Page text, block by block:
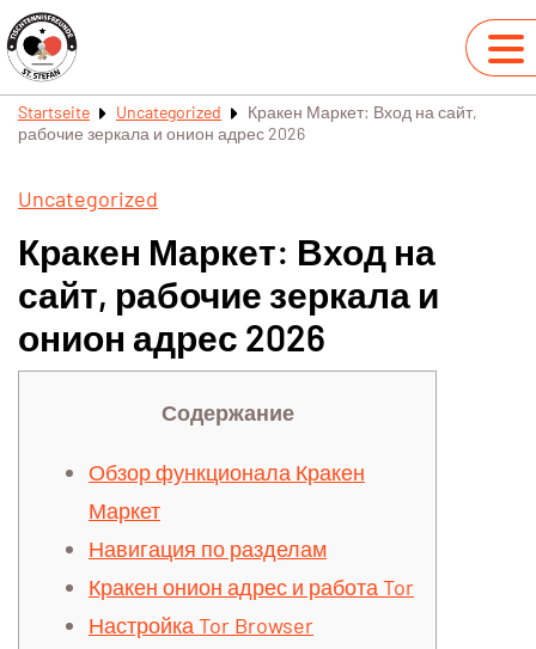
Startseite Uncategorized
Кракен Маркет: Вход на сайт,
рабочие зеркала и онион адрес 2026
Uncategorized
Кракен Маркет: Вход на
сайт, рабочие зеркала и
онион адрес 2026
Содержание
Обзор функционала Кракен
Маркет
Навигация по разделам
Кракен онион адрес и работа Tor
Настройка Tor Browser